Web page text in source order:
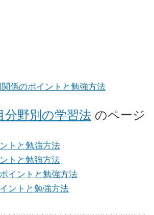
係のポイントと勉強方法
分野別の学習法 のページ
トと勉強方法
トと勉強方法
イントと勉強方法
ントと勉強方法